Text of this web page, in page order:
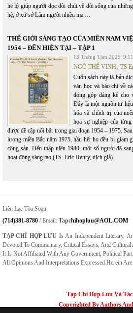
hé lộ giúp người đọc đôi chút về đời sống của
hệ, ở xứ sở Lắm người nhiều ma …
THẾ GIỚI SÁNG TẠO CỦA MIỀN NAM
1954 – ĐẾN HIỆN TẠI – TẬP 1
13 Tháng Tám 2025
NGÔ THẾ VINH, TS
Cuốn sách này là bản
văn học và báo chí về
đóng góp đáng kể cho
Đây là một nguồn tư
hóa và chính trị của
họa sự nghiệp của
được đề cập nổi bật trong giai đoạn 1954 – 1975.
lượng miền Bắc năm 1975, hầu hết họ đều bị giam
cộng sản. Đến thập niên 1980, một số người đã
hoạt động sáng tạo.(TS. Eric Henry, dịch giả)
Liên Lạc Tòa Soạn:
(714)381-8780 / Email: TapcHihopluu@AOL.COM
TẠP CHÍ HỢP LƯU Is An Independent Literary,
Devoted To Commentary, Critical Essays, And Cultural
It Is Not Affiliated With Any Government, Political
All Opinions And Interpretations Expressed Herein
Tạp Chí Hợp Lưu Và Tác
Copyrighted By Authors